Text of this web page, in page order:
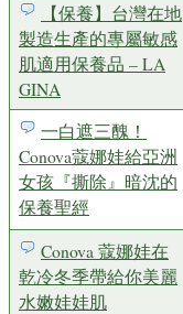
【保養】台灣在地
製造生產的專屬敏感
肌適用保養品 – LA
GINA
一白遮三醜！
Conova蔻娜娃給亞洲
女孩『撕除』暗沈的
保養聖經
Conova 蔻娜娃在
乾冷冬季帶給你美麗
水嫩娃娃肌